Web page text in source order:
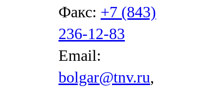
Факс: +7 (843)
236-12-83
Email:
bolgar@tnv.ru,